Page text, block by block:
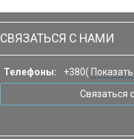
СВЯЗАТЬСЯ С НАМИ
Телефоны: +380(
Связаться